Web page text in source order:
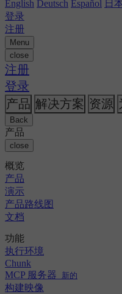
MCP 服务器
构建映像
构建优化
自动扩展
技术服务
GitHub
GitLab
Bitbucket
AWS
GCP
Azure
Kubernetes
AI 代理
自动化
持续集成
移动应用
人工智能
发布编排
安全与合规
企业
中小企业
初创公司
图像注册表
客户案例
报告和指南
播客
博客
主题
变更日志
活动
开源
对标您的团队
查看客户成功案例
CircleCI 与 GitHub Actions
CircleCI 与 Harness
CircleCI 与 Buildkite
CircleCI 与 Jenkins
CircleCI 与 Bitrise
职业机会
合作伙伴
新闻中心
English Deutsch Español 日
登录
注册
Menu
close
注册
登录
产品 解决方案 资源
Back
产品
close
概览
产品
演示
产品路线图
文档
功能
执行环境
Chunk
MCP 服务器
新的
构建映像